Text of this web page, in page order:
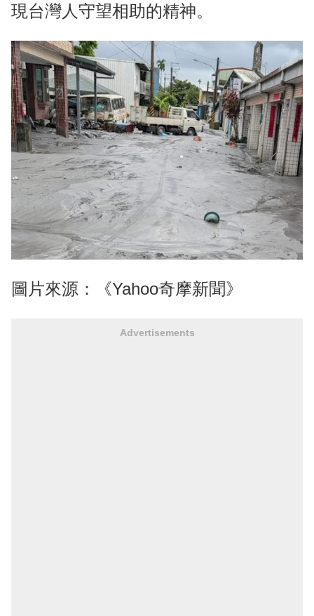
現台灣人守望相助的精神。
圖片來源：《Yahoo奇摩新聞》
Advertisements